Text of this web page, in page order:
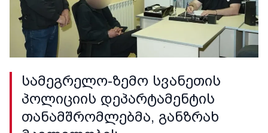
სამეგრელო-ზემო სვანეთის
პოლიციის დეპარტამენტის
თანამშრომლებმა, განზრახ